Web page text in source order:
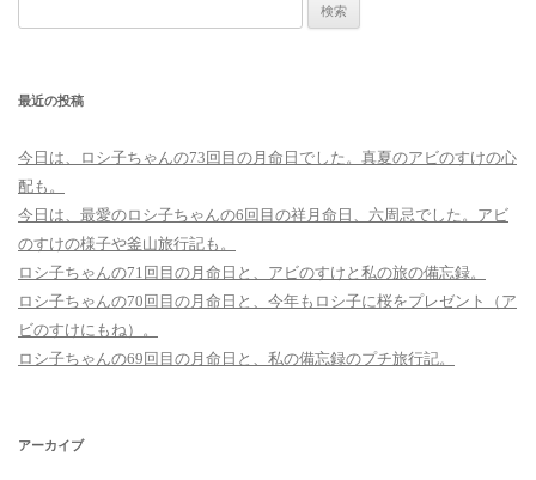
索:
最近の投稿
今日は、ロシ子ちゃんの73回目の月命日でした。真夏のアビのすけの心
配も。
今日は、最愛のロシ子ちゃんの6回目の祥月命日、六周忌でした。アビ
のすけの様子や釜山旅行記も。
ロシ子ちゃんの71回目の月命日と、アビのすけと私の旅の備忘録。
ロシ子ちゃんの70回目の月命日と、今年もロシ子に桜をプレゼント（ア
ビのすけにもね）。
ロシ子ちゃんの69回目の月命日と、私の備忘録のプチ旅行記。
アーカイブ